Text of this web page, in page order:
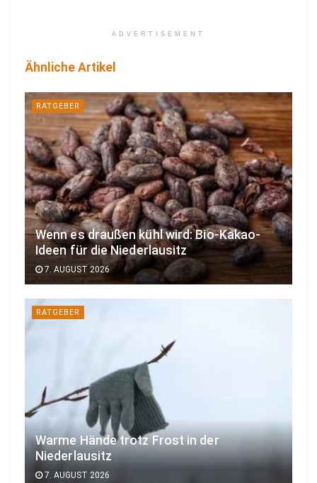
ADVERTISEMENT
Ähnliche Artikel
RATGEBER
Wenn es draußen kühl wird: Bio-Kakao-
Ideen für die Niederlausitz
7. AUGUST 2026
RATGEBER
Warme Hände trotz Frost in der
Niederlausitz
7. AUGUST 2026